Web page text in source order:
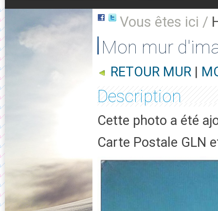
Vous êtes ici /
Mon mur
RETOUR MUR |
Description
Cette photo a été
Carte Postale GLN